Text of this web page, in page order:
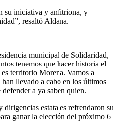
su iniciativa y anfitriona, y
resaltó Aldana.
municipal de Solidaridad,
tenemos que hacer historia el
territorio Morena. Vamos a
llevado a cabo en los últimos
a ya saben quien.
estatales refrendaron su
ganar la elección del próximo 6